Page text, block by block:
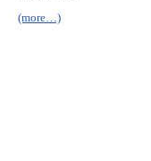
(more…)